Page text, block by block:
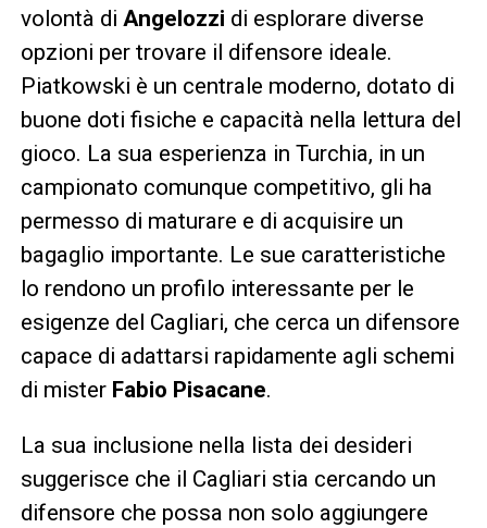
volontà di Angelozzi di esplorare diverse
opzioni per trovare il difensore ideale.
Piatkowski è un centrale moderno, dotato di
buone doti fisiche e capacità nella lettura del
gioco. La sua esperienza in Turchia, in un
campionato comunque competitivo, gli ha
permesso di maturare e di acquisire un
bagaglio importante. Le sue caratteristiche
lo rendono un profilo interessante per le
esigenze del Cagliari, che cerca un difensore
capace di adattarsi rapidamente agli schemi
di mister Fabio Pisacane.
La sua inclusione nella lista dei desideri
suggerisce che il Cagliari stia cercando un
difensore che possa non solo aggiungere